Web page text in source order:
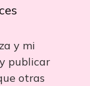
y mi
publicar
otras